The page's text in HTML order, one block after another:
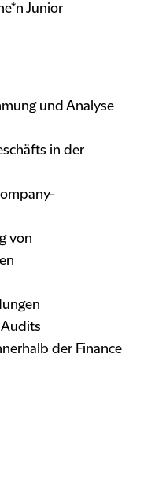
Junior
und Analyse
in der
von
der Finance